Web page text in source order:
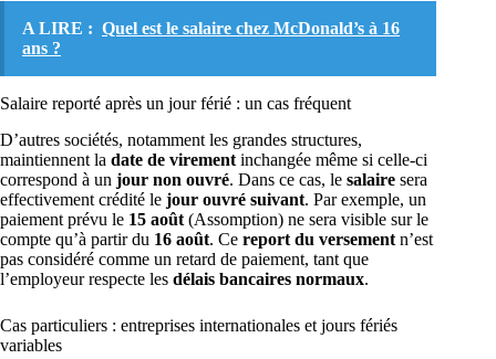
A LIRE : Quel est le salaire chez McDonald’s à 16
ans ?
Salaire reporté après un jour férié : un cas fréquent
D’autres sociétés, notamment les grandes structures,
maintiennent la date de virement inchangée même si celle-ci
correspond à un jour non ouvré. Dans ce cas, le salaire sera
effectivement crédité le jour ouvré suivant. Par exemple, un
paiement prévu le 15 août (Assomption) ne sera visible sur le
compte qu’à partir du 16 août. Ce report du versement n’est
pas considéré comme un retard de paiement, tant que
l’employeur respecte les délais bancaires normaux.
Cas particuliers : entreprises internationales et jours fériés
variables